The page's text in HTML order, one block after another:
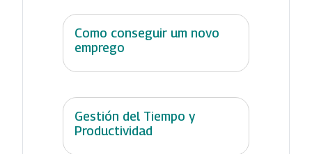
Como conseguir um novo
emprego
Gestión del Tiempo y
Productividad